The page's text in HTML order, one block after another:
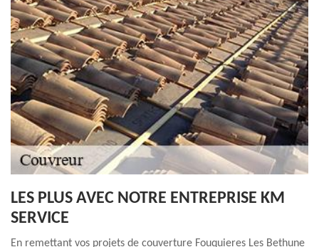
LES PLUS AVEC NOTRE ENTREPRISE KM
SERVICE
En remettant vos projets de couverture Fouquieres Les Bethune